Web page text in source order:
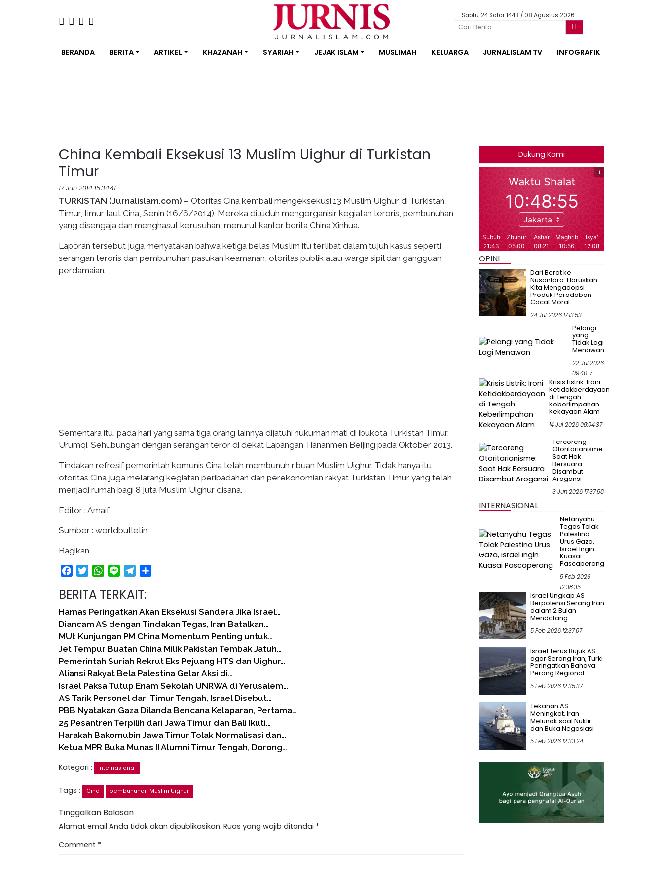
Sabtu, 24 Safar 1448 / 08 Agustus 2026
BERANDA BERITA ARTIKEL KHAZANAH SYARIAH JEJAK ISLAM MUSLIMAH KELUARGA JURNALISLAM TV INFOGRAFIK
China Kembali Eksekusi 13 Muslim Uighur di Turkistan
Timur
17 Jun 2014 15:34:41
TURKISTAN (Jurnalislam.com) – Otoritas Cina kembali mengeksekusi 13 Muslim Uighur di Turkistan
Timur, timur laut Cina, Senin (16/6/2014). Mereka dituduh mengorganisir kegiatan teroris, pembunuhan
yang disengaja dan menghasut kerusuhan, menurut kantor berita China Xinhua.
Laporan tersebut juga menyatakan bahwa ketiga belas Muslim itu terlibat dalam tujuh kasus seperti
serangan teroris dan pembunuhan pasukan keamanan, otoritas publik atau warga sipil dan gangguan
perdamaian.
Sementara itu, pada hari yang sama tiga orang lainnya dijatuhi hukuman mati di ibukota Turkistan Timur,
Urumqi. Sehubungan dengan serangan teror di dekat Lapangan Tiananmen Beijing pada Oktober 2013.
Tindakan refresif pemerintah komunis Cina telah membunuh ribuan Muslim Uighur. Tidak hanya itu,
otoritas Cina juga melarang kegiatan peribadahan dan perekonomian rakyat Turkistan Timur yang telah
menjadi rumah bagi 8 juta Muslim Uighur disana.
Editor : Amaif
Sumber : worldbulletin
Bagikan
FacebookTwitterWhatsApp
Line Telegram
BERITA TERKAIT:
Hamas Peringatkan Akan Eksekusi Sandera Jika Israel…
Diancam AS dengan Tindakan Tegas, Iran Batalkan…
MUI: Kunjungan PM China Momentum Penting untuk…
Jet Tempur Buatan China Milik Pakistan Tembak Jatuh…
Pemerintah Suriah Rekrut Eks Pejuang HTS dan Uighur…
Aliansi Rakyat Bela Palestina Gelar Aksi di…
Israel Paksa Tutup Enam Sekolah UNRWA di Yerusalem…
AS Tarik Personel dari Timur Tengah, Israel Disebut…
PBB Nyatakan Gaza Dilanda Bencana Kelaparan, Pertama…
25 Pesantren Terpilih dari Jawa Timur dan Bali Ikuti…
Harakah Bakomubin Jawa Timur Tolak Normalisasi dan…
Ketua MPR Buka Munas II Alumni Timur Tengah, Dorong…
Kategori :
Internasional
Tags : Cina pembunuhan Muslim Uighur
Tinggalkan Balasan
Alamat email Anda tidak akan dipublikasikan. Ruas yang wajib ditandai *
Comment *
Dukung Kami
OPINI
Dari Barat ke
Nusantara: Haruskah
Kita Mengadopsi
Produk Peradaban
Cacat Moral
24 Jul 2026 17:13:53
Pelangi
yang
Tidak Lagi
Menawan
22 Jul 2026
09:40:17
Krisis Listrik: Ironi
Ketidakberdayaan
di Tengah
Keberlimpahan
Kekayaan Alam
14 Jul 2026 08:04:37
Tercoreng
Otoritarianisme:
Saat Hak
Bersuara
Disambut
Arogansi
3 Jun 2026 17:37:58
INTERNASIONAL
Netanyahu
Tegas Tolak
Palestina
Urus Gaza,
Israel Ingin
Kuasai
Pascaperang
5 Feb 2026
12:38:35
Israel Ungkap AS
Berpotensi Serang Iran
dalam 2 Bulan
Mendatang
5 Feb 2026 12:37:07
Israel Terus Bujuk AS
agar Serang Iran, Turki
Peringatkan Bahaya
Perang Regional
5 Feb 2026 12:35:37
Tekanan AS
Meningkat, Iran
Melunak soal Nuklir
dan Buka Negosiasi
5 Feb 2026 12:33:24